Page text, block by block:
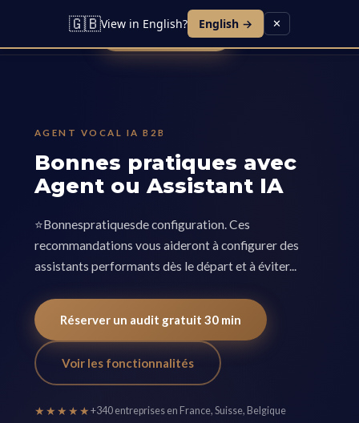
Agent VocalContactBlogCarrières
Réserver une démo
AGENT VOCAL IA B2B
Bonnes pratiques avec
Agent ou Assistant IA
⭐Bonnespratiquesde configuration. Ces
recommandations vous aideront à configurer des
assistants performants dès le départ et à éviter...
Réserver un audit gratuit 30 min
Voir les fonctionnalités
★★★★★ +340 entreprises en France, Suisse, Belgique
🇬🇧View in English? English → ✕